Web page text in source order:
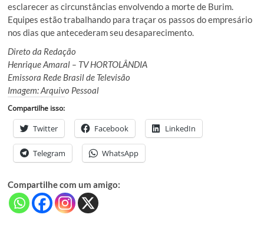
esclarecer as circunstâncias envolvendo a morte de Burim.
Equipes estão trabalhando para traçar os passos do empresário
nos dias que antecederam seu desaparecimento.
Direto da Redação
Henrique Amaral – TV HORTOLÂNDIA
Emissora Rede Brasil de Televisão
Imagem: Arquivo Pessoal
Compartilhe isso:
Twitter Facebook LinkedIn
Telegram WhatsApp
Compartilhe com um amigo: